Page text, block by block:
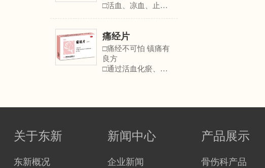
□活血、凉血、止
产、中期妊娠引产、
足月分娩后因血瘀兼
热证引起的子宫出血
以及功能失调性子宫
痛经片
□痛经不可怕 镇痛有
良方
□通过活血化瘀、温
□配方科学，快速疏
关于东新
东新概况
新闻中心
企业新闻
产品展示
骨伤科产品